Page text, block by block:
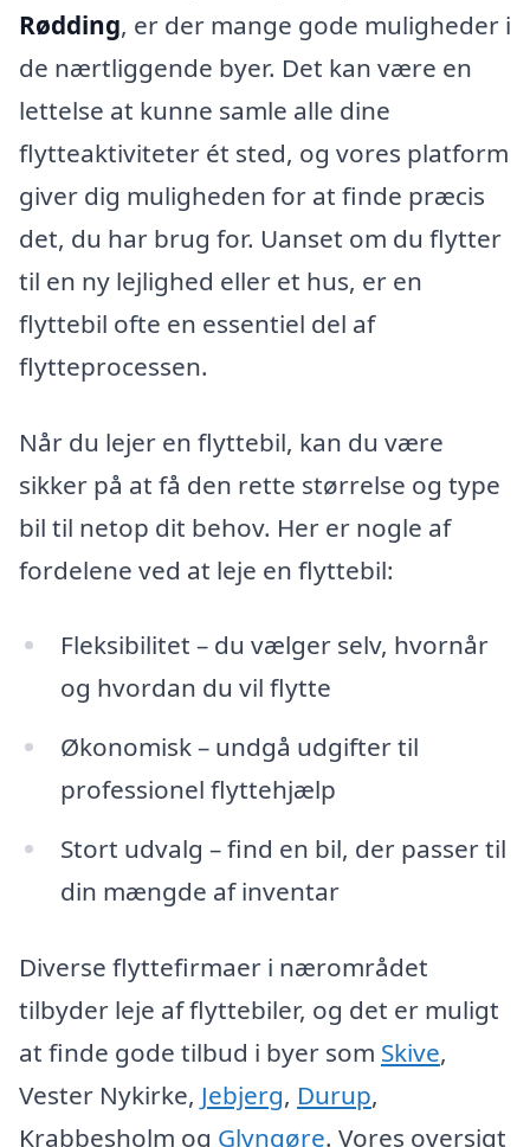
Rødding, er der mange gode muligheder i
de nærtliggende byer. Det kan være en
lettelse at kunne samle alle dine
flytteaktiviteter ét sted, og vores platform
giver dig muligheden for at finde præcis
det, du har brug for. Uanset om du flytter
til en ny lejlighed eller et hus, er en
flyttebil ofte en essentiel del af
flytteprocessen.
Når du lejer en flyttebil, kan du være
sikker på at få den rette størrelse og type
bil til netop dit behov. Her er nogle af
fordelene ved at leje en flyttebil:
Fleksibilitet – du vælger selv, hvornår
og hvordan du vil flytte
Økonomisk – undgå udgifter til
professionel flyttehjælp
Stort udvalg – find en bil, der passer til
din mængde af inventar
Diverse flyttefirmaer i nærområdet
tilbyder leje af flyttebiler, og det er muligt
at finde gode tilbud i byer som Skive,
Vester Nykirke, Jebjerg, Durup,
Krabbesholm og Glyngøre. Vores oversigt